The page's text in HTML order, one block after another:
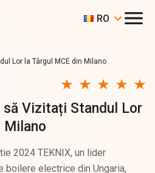
RO
Lor la Târgul MCE din Milano
să Vizitați Standul Lor
Milano
2024 TEKNIX, un lider
boilere electrice din Ungaria,